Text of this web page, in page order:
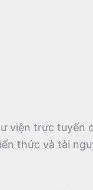
viện trực tuyến
thức và tài